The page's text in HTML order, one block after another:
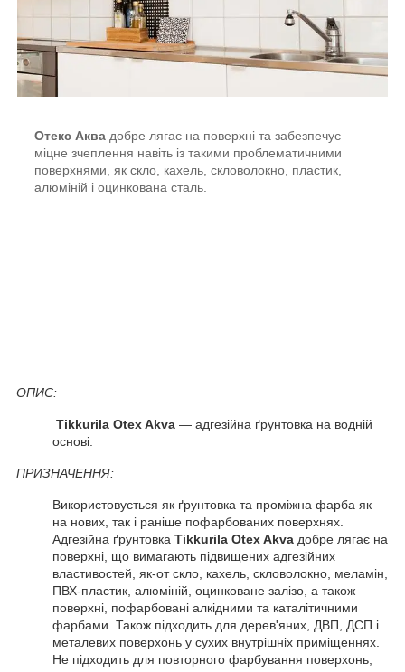
Отекс Аква добре лягає на поверхні та забезпечує
міцне зчеплення навіть із такими проблематичними
поверхнями, як скло, кахель, скловолокно, пластик,
алюміній і оцинкована сталь.
ОПИС:
Tikkurila Otex Akva — адгезійна ґрунтовка на водній
основі.
ПРИЗНАЧЕННЯ:
Використовується як ґрунтовка та проміжна фарба як
на нових, так і раніше пофарбованих поверхнях.
Адгезійна ґрунтовка Tikkurila Otex Akva добре лягає на
поверхні, що вимагають підвищених адгезійних
властивостей, як-от скло, кахель, скловолокно, меламін,
ПВХ-пластик, алюміній, оцинковане залізо, а також
поверхні, пофарбовані алкідними та каталітичними
фарбами. Також підходить для дерев'яних, ДВП, ДСП і
металевих поверхонь у сухих внутрішніх приміщеннях.
Не підходить для повторного фарбування поверхонь,